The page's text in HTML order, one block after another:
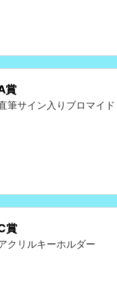
賞
筆サイン入りブロマイド
賞
クリルキーホルダー